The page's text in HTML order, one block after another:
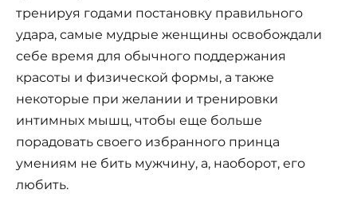
тренируя годами постановку правильного
удара, самые мудрые женщины освобождали
себе время для обычного поддержания
красоты и физической формы, а также
некоторые при желании и тренировки
интимных мышц, чтобы еще больше
порадовать своего избранного принца
умениям не бить мужчину, а, наоборот, его
любить.